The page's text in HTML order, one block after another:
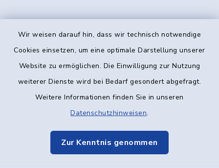
Wir weisen darauf hin, dass wir technisch notwendige
Cookies einsetzen, um eine optimale Darstellung unserer
Website zu ermöglichen. Die Einwilligung zur Nutzung
weiterer Dienste wird bei Bedarf gesondert abgefragt.
Weitere Informationen finden Sie in unseren
Datenschutzhinweisen.
Zur Kenntnis genommen
Kontakt
Datenschutz
Elektronische Kommunikation